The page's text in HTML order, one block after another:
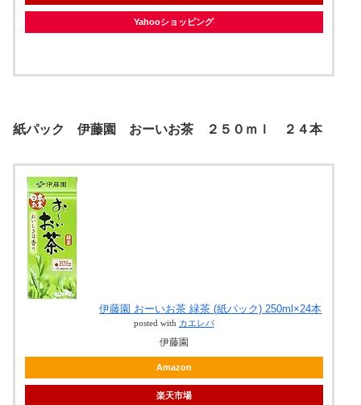
Yahooショッピング
紙パック 伊藤園 おーいお茶 ２５０ｍｌ ２４本
伊藤園 おーいお茶 緑茶 (紙パック) 250ml×24本
posted with カエレバ
伊藤園
Amazon
楽天市場